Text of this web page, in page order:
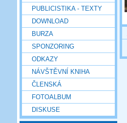
PUBLICISTIKA - TEXTY
DOWNLOAD
BURZA
SPONZORING
ODKAZY
NÁVŠTĚVNÍ KNIHA
ČLENSKÁ
FOTOALBUM
DISKUSE